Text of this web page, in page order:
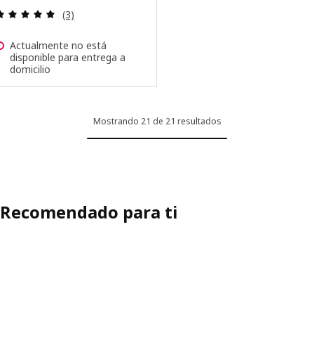
Revisa: 5 de 5 estrellas. Total opiniones:
(3)
Actualmente no está
disponible para entrega a
domicilio
Mostrando 21 de 21 resultados
Recomendado para ti